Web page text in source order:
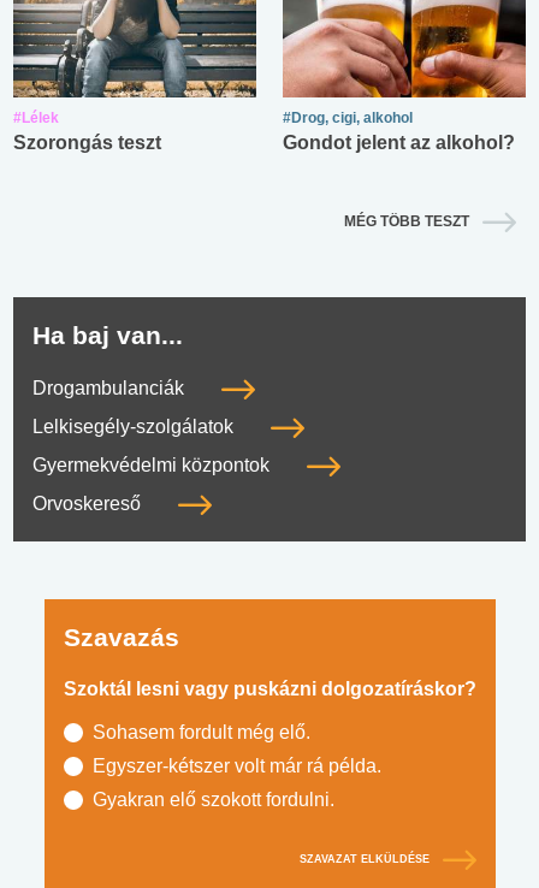
#Lélek
Szorongás teszt
#Drog, cigi, alkohol
Gondot jelent az alkohol?
MÉG TÖBB TESZT
Ha baj van...
Drogambulanciák
Lelkisegély-szolgálatok
Gyermekvédelmi központok
Orvoskereső
Szavazás
Szoktál lesni vagy puskázni dolgozatíráskor?
Sohasem fordult még elő.
Egyszer-kétszer volt már rá példa.
Gyakran elő szokott fordulni.
SZAVAZAT ELKÜLDÉSE